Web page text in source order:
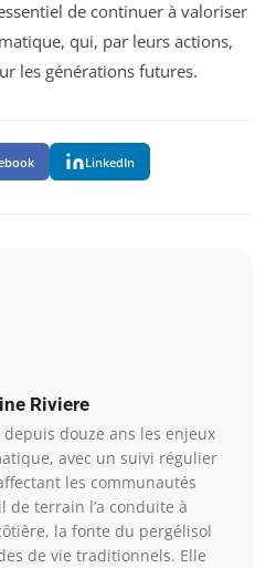
de continuer à valoriser
qui, par leurs actions,
les générations futures.
LinkedIn
Riviere
douze ans les enjeux
avec un suivi régulier
les communautés
de terrain l’a conduite à
la fonte du pergélisol
de vie traditionnels. Elle